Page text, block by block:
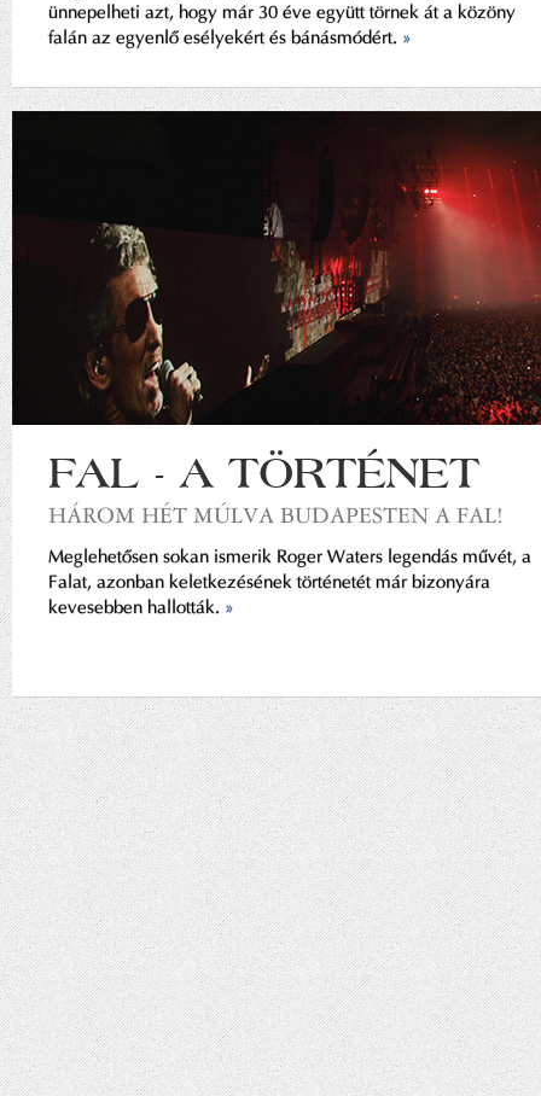
ünnepelheti azt, hogy már 30 éve együtt törnek át a közöny
falán az egyenlő esélyekért és bánásmódért. »
FAL - A TÖRTÉNET
HÁROM HÉT MÚLVA BUDAPESTEN A FAL!
Meglehetősen sokan ismerik Roger Waters legendás művét, a
Falat, azonban keletkezésének történetét már bizonyára
kevesebben hallották. »